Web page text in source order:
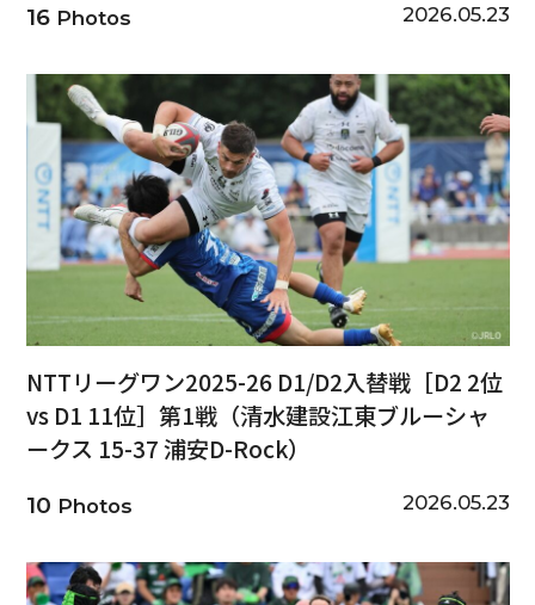
16Photos 2026.05.23
NTTリーグワン2025-26 D1/D2入替戦［D2 2位
vs D1 11位］第1戦（清水建設江東ブルーシャ
ークス 15-37 浦安D-Rock）
10 Photos 2026.05.23